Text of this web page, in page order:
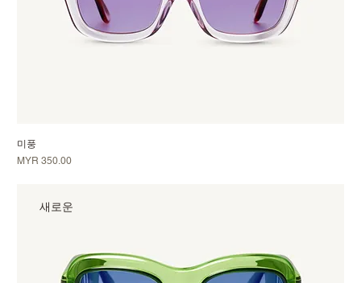
미풍
가격
MYR 350.00
새로운